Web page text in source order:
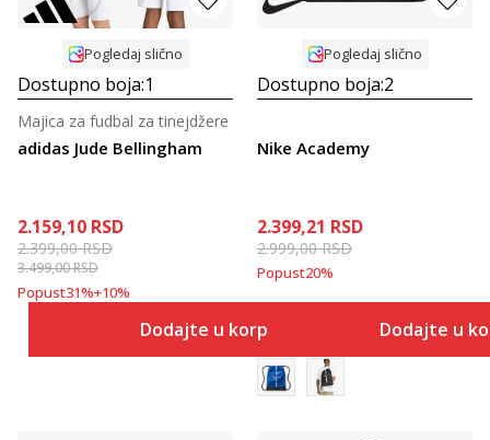
Pogledaj slično
Dostupno boja:1
adidas Jude Bellingham
Majica za fudbal za tinejdžere
2.159,10 RSD
2.399,00RSD
3.499,00RSD
Popust31%+10%
Dodajte u korpu
Pogledaj slično
Dostupno boja:2
Nike Academy
2.399,21 RSD
2.999,00RSD
Popust20%
Dodajte u